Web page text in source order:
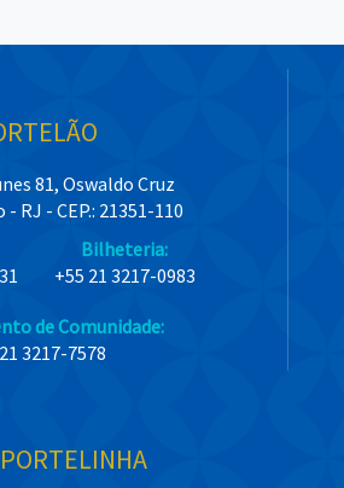
81, Oswaldo Cruz
RJ - CEP.: 21351-110
Bilheteria:
+55 21 3217-0983
de Comunidade:
3217-7578
PORTELINHA